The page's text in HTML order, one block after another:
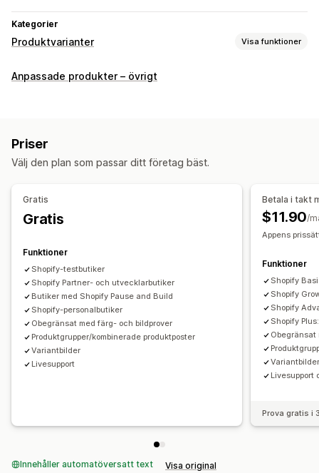
Kategorier
Produktvarianter Visa funktioner
Anpassning
Lager
Dölj slutsålda
Lagertillgänglighet
Automatiska uppdateringar
Anpassade produkter – övrigt
Priser
Välj den plan som passar ditt företag bäst.
Gratis
Gratis
Funktioner
Shopify-testbutiker
Shopify Partner- och utvecklarbutiker
Butiker med Shopify Pause and Build
Shopify-personalbutiker
Obegränsat med färg- och bildprover
Produktgrupper/kombinerade produktposter
Variantbilder
Livesupport
Betala i takt
$11.90/
Appens
Funktioner
Shopify
Shopify
Shopify
Shopify
Obegränsat
Livesupport
Prova gratis i
Innehåller automatöversatt text Visa original